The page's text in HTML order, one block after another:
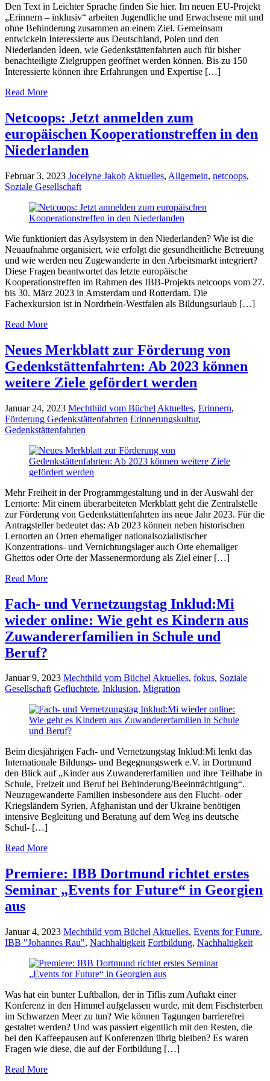
Den Text in Leichter Sprache finden Sie hier. Im neuen EU-Projekt
„Erinnern – inklusiv“ arbeiten Jugendliche und Erwachsene mit und
ohne Behinderung zusammen an einem Ziel. Gemeinsam
entwickeln Interessierte aus Deutschland, Polen und den
Niederlanden Ideen, wie Gedenkstättenfahrten auch für bisher
benachteiligte Zielgruppen geöffnet werden können. Bis zu 150
Interessierte können ihre Erfahrungen und Expertise […]
Read More
Netcoops: Jetzt anmelden zum
europäischen Kooperationstreffen in den
Niederlanden
Februar 3, 2023 Jocelyne Jakob Aktuelles, Allgemein, netcoops,
Soziale Gesellschaft
Wie funktioniert das Asylsystem in den Niederlanden? Wie ist die
Neuaufnahme organisiert, wie erfolgt die gesundheitliche Betreuung
und wie werden neu Zugewanderte in den Arbeitsmarkt integriert?
Diese Fragen beantwortet das letzte europäische
Kooperationstreffen im Rahmen des IBB-Projekts netcoops vom 27.
bis 30. März 2023 in Amsterdam und Rotterdam. Die
Fachexkursion ist in Nordrhein-Westfalen als Bildungsurlaub […]
Read More
Neues Merkblatt zur Förderung von
Gedenkstättenfahrten: Ab 2023 können
weitere Ziele gefördert werden
Januar 24, 2023 Mechthild vom Büchel Aktuelles, Erinnern,
Förderung Gedenkstättenfahrten Erinnerungskultur,
Gedenkstättenfahrten
Mehr Freiheit in der Programmgestaltung und in der Auswahl der
Lernorte: Mit einem überarbeiteten Merkblatt geht die Zentralstelle
zur Förderung von Gedenkstättenfahrten ins neue Jahr 2023. Für die
Antragsteller bedeutet das: Ab 2023 können neben historischen
Lernorten an Orten ehemaliger nationalsozialistischer
Konzentrations- und Vernichtungslager auch Orte ehemaliger
Ghettos oder Orte der Massenermordung als Ziel einer […]
Read More
Fach- und Vernetzungstag Inklud:Mi
wieder online: Wie geht es Kindern aus
Zuwandererfamilien in Schule und
Beruf?
Januar 9, 2023 Mechthild vom BüchelAktuelles, fokus, Soziale
Gesellschaft Geflüchtete, Inklusion, Migration
Beim diesjährigen Fach- und Vernetzungstag Inklud:Mi lenkt das
Internationale Bildungs- und Begegnungswerk e.V. in Dortmund
den Blick auf „Kinder aus Zuwandererfamilien und ihre Teilhabe in
Schule, Freizeit und Beruf bei Behinderung/Beeinträchtigung“.
Neuzugewanderte Familien insbesondere aus den Flucht- oder
Kriegsländern Syrien, Afghanistan und der Ukraine benötigen
intensive Begleitung und Beratung auf dem Weg ins deutsche
Schul- […]
Read More
Premiere: IBB Dortmund richtet erstes
Seminar „Events for Future“ in Georgien
aus
Januar 4, 2023 Mechthild vom Büchel Aktuelles, Events for Future,
IBB "Johannes Rau", Nachhaltigkeit Fortbildung, Nachhaltigkeit
Was hat ein bunter Luftballon, der in Tiflis zum Auftakt einer
Konferenz in den Himmel aufgelassen wurde, mit dem Fischsterben
im Schwarzen Meer zu tun? Wie können Tagungen barrierefrei
gestaltet werden? Und was passiert eigentlich mit den Resten, die
bei den Kaffeepausen auf Konferenzen übrig bleiben? Es waren
Fragen wie diese, die auf der Fortbildung […]
Read More